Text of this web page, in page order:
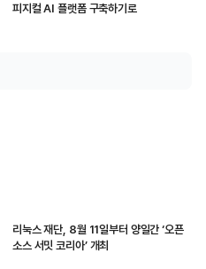
피지컬 AI 플랫폼 구축하기로
리눅스 재단, 8월 11일부터 양일간 ‘오픈
소스 서밋 코리아’ 개최